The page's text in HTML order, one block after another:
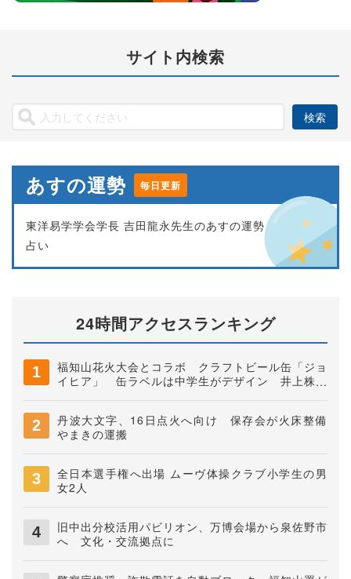
サイト内検索
あすの運勢 毎日更新
東洋易学学会学長 吉田龍永先生のあすの運勢
占い
24時間アクセスランキング
福知山花火大会とコラボ クラフトビール缶「ジョ
イヒア」 缶ラベルは中学生がデザイン 井上株式
丹波大文字、16日点火へ向け 保存会が火床整備
やまきの運搬
全日本選手権へ出場 ムーヴ体操クラブ小学生の男
女2人
旧中出分校活用パビリオン、万博会場から泉佐野市
へ 文化・交流拠点に